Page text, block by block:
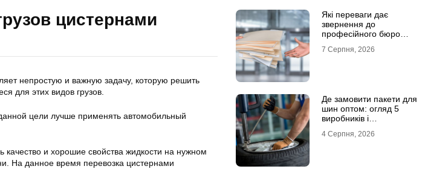
цистернами
непростую и важную задачу, которую решить
для этих видов грузов.
цели лучше применять автомобильный
и хорошие свойства жидкости на нужном
На данное время перевозка цистернами
Які переваги дає
звернення до
професійного бюро
7 Серпня, 2026
Де замовити пакети для
шин оптом: огляд 5
виробників і
4 Серпня, 2026